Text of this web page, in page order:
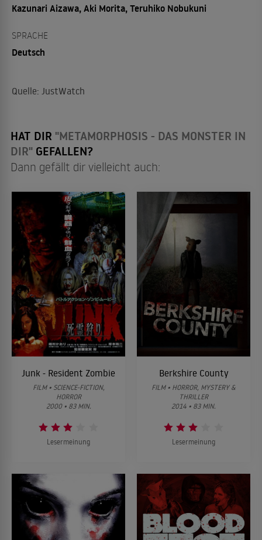
Kazunari Aizawa, Aki Morita, Teruhiko Nobukuni
SPRACHE
Deutsch
Quelle: JustWatch
HAT DIR "METAMORPHOSIS - DAS MONSTER IN
DIR" GEFALLEN?
Dann gefällt dir vielleicht auch:
Junk - Resident Zombie
FILM • SCIENCE-FICTION,
HORROR
2000 • 83 MIN.
Lesermeinung
Berkshire County
FILM • HORROR, MYSTERY &
THRILLER
2014 • 83 MIN.
Lesermeinung